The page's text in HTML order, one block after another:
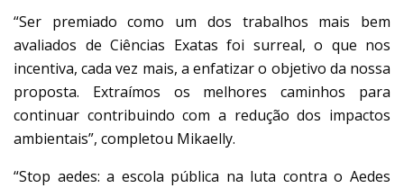
“Ser premiado como um dos trabalhos mais bem
avaliados de Ciências Exatas foi surreal, o que nos
incentiva, cada vez mais, a enfatizar o objetivo da nossa
proposta. Extraímos os melhores caminhos para
continuar contribuindo com a redução dos impactos
ambientais”, completou Mikaelly.
“Stop aedes: a escola pública na luta contra o Aedes